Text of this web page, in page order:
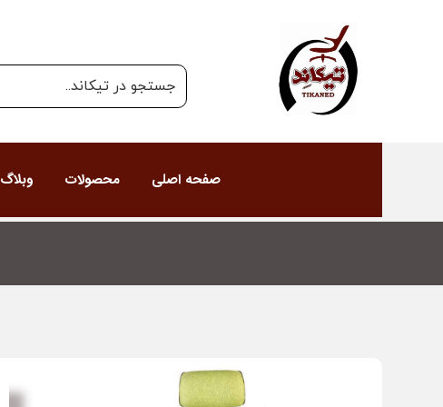
صفحه اصلی محصولات وبلاگ